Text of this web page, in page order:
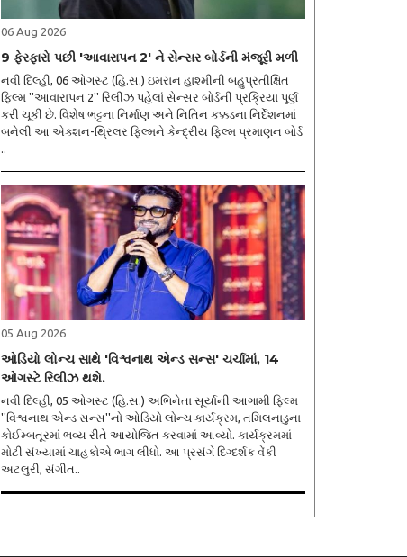
06 Aug 2026
9 ફેરફારો પછી 'આવારાપન 2' ને સેન્સર બોર્ડની મંજૂરી મળી
નવી દિલ્હી, 06 ઓગસ્ટ (હિ.સ.) ઇમરાન હાશ્મીની બહુપ્રતીક્ષિત
ફિલ્મ ''આવારાપન 2'' રિલીઝ પહેલાં સેન્સર બોર્ડની પ્રક્રિયા પૂર્ણ
કરી ચૂકી છે. વિશેષ ભટ્ટના નિર્માણ અને નિતિન કક્કડના નિર્દેશનમાં
બનેલી આ એક્શન-થ્રિલર ફિલ્મને કેન્દ્રીય ફિલ્મ પ્રમાણન બોર્ડ
..
05 Aug 2026
ઓડિયો લોન્ચ સાથે 'વિશ્વનાથ એન્ડ સન્સ' ચર્ચામાં, 14
ઓગસ્ટે રિલીઝ થશે.
નવી દિલ્હી, 05 ઓગસ્ટ (હિ.સ.) અભિનેતા સૂર્યાની આગામી ફિલ્મ
''વિશ્વનાથ એન્ડ સન્સ''નો ઓડિયો લોન્ચ કાર્યક્રમ, તમિલનાડુના
કોઈમ્બતૂરમાં ભવ્ય રીતે આયોજિત કરવામાં આવ્યો. કાર્યક્રમમાં
મોટી સંખ્યામાં ચાહકોએ ભાગ લીધો. આ પ્રસંગે દિગ્દર્શક વેંકી
અટલુરી, સંગીત..